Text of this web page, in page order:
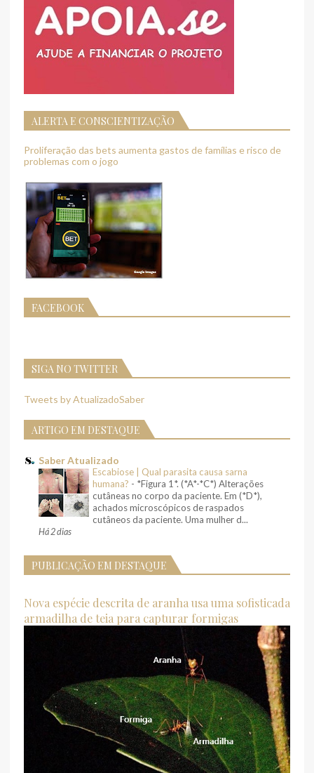
ALERTA E CONSCIENTIZAÇÃO
Proliferação das bets aumenta gastos de famílias e risco de
problemas com o jogo
FACEBOOK
SIGA NO TWITTER
Tweets by AtualizadoSaber
ARTIGO EM DESTAQUE
Saber Atualizado
Escabiose | Qual parasita causa sarna
humana? - *Figura 1*. (*A*-*C*) Alterações
cutâneas no corpo da paciente. Em (*D*),
achados microscópicos de raspados
cutâneos da paciente. Uma mulher d...
Há 2 dias
PUBLICAÇÃO EM DESTAQUE
Nova espécie descrita de aranha usa uma sofisticada
armadilha de teia para capturar formigas